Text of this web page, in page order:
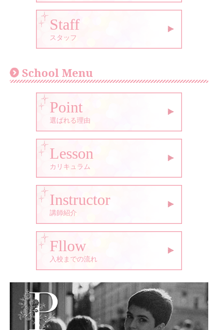
Staff
スタッフ
School Menu
Point
選ばれる理由
Lesson
カリキュラム
Instructor
講師紹介
Fllow
入校までの流れ